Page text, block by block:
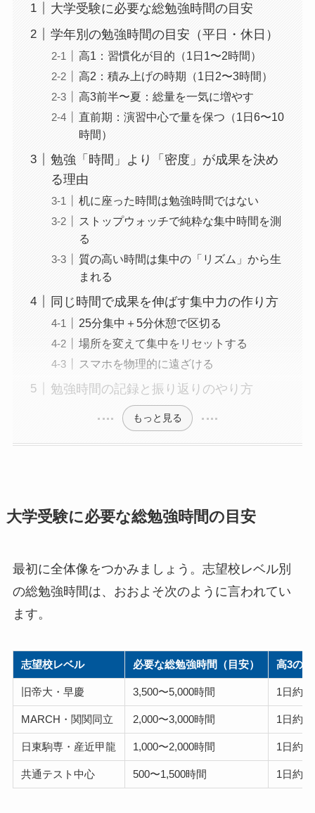
大学受験に必要な総勉強時間の目安
学年別の勉強時間の目安（平日・休日）
高1：習慣化が目的（1日1〜2時間）
高2：積み上げの時期（1日2〜3時間）
高3前半〜夏：総量を一気に増やす
直前期：演習中心で量を保つ（1日6〜10
時間）
勉強「時間」より「密度」が成果を決め
る理由
机に座った時間は勉強時間ではない
ストップウォッチで純粋な集中時間を測
る
質の高い時間は集中の「リズム」から生
まれる
同じ時間で成果を伸ばす集中力の作り方
25分集中＋5分休憩で区切る
場所を変えて集中をリセットする
スマホを物理的に遠ざける
勉強時間の記録と振り返りのやり方
もっと見る
大学受験に必要な総勉強時間の目安
最初に全体像をつかみましょう。志望校レベル別
の総勉強時間は、おおよそ次のように言われてい
ます。
志望校レベル 必要な総勉強時間（目安） 高3の1
旧帝大・早慶 3,500〜5,000時間 1日約
MARCH・関関同立 2,000〜3,000時間 1日約
日東駒専・産近甲龍 1,000〜2,000時間 1日約3
共通テスト中心 500〜1,500時間 1日約